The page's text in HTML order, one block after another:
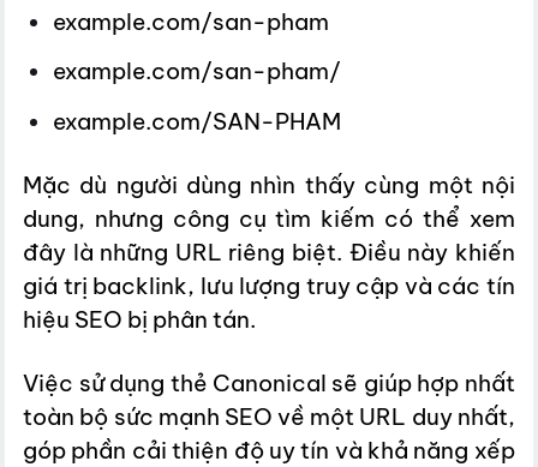
example.com/san-pham
example.com/san-pham/
example.com/SAN-PHAM
Mặc dù người dùng nhìn thấy cùng một nội
dung, nhưng công cụ tìm kiếm có thể xem
đây là những URL riêng biệt. Điều này khiến
giá trị backlink, lưu lượng truy cập và các tín
hiệu SEO bị phân tán.
Việc sử dụng thẻ Canonical sẽ giúp hợp nhất
toàn bộ sức mạnh SEO về một URL duy nhất,
góp phần cải thiện độ uy tín và khả năng xếp